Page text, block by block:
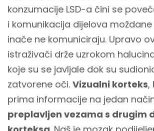
konzumacije LSD-a čini se
i komunikacija dijelova moždane
inače ne komuniciraju. Upravo
istraživači drže uzrokom
koje su se javljale dok su
zatvorene oči. Vizualni korteks,
prima informacije na jedan
preplavljen vezama s drugim